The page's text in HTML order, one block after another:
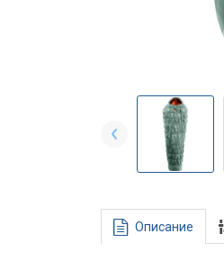
Описание